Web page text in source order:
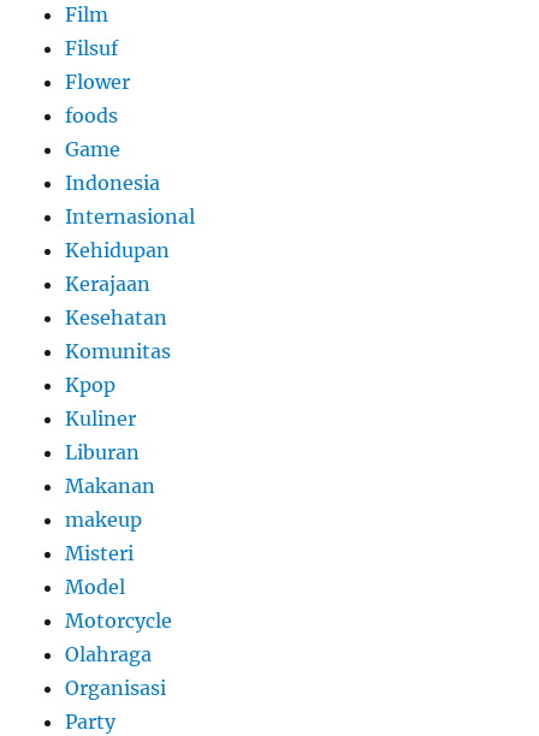
Film
Filsuf
Flower
foods
Game
Indonesia
Internasional
Kehidupan
Kerajaan
Kesehatan
Komunitas
Kpop
Kuliner
Liburan
Makanan
makeup
Misteri
Model
Motorcycle
Olahraga
Organisasi
Party